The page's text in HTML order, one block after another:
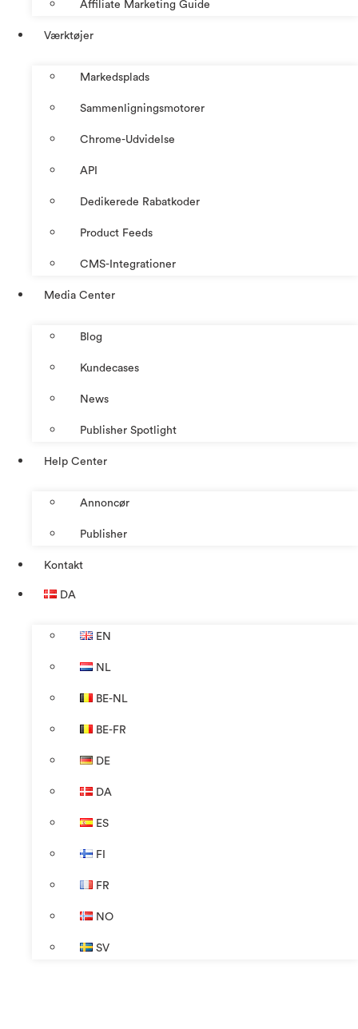
Affiliate Marketing Guide
Værktøjer
Markedsplads
Sammenligningsmotorer
Chrome-Udvidelse
API
Dedikerede Rabatkoder
Product Feeds
CMS-Integrationer
Media Center
Blog
Kundecases
News
Publisher Spotlight
Help Center
Annoncør
Publisher
Kontakt
DA
EN
NL
BE-NL
BE-FR
DE
DA
ES
FI
FR
NO
SV